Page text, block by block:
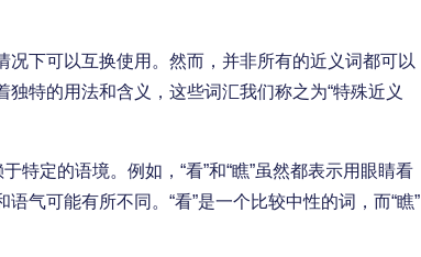
下可以互换使用。然而，并非所有的近义词都可以
特的用法和含义，这些词汇我们称之为“特殊近义
特定的语境。例如，“看”和“瞧”虽然都表示用眼睛看
气可能有所不同。“看”是一个比较中性的词，而“瞧”